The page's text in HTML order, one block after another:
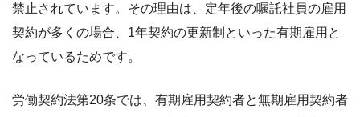
禁止されています。その理由は、定年後の嘱託社員の雇用
契約が多くの場合、1年契約の更新制といった有期雇用と
なっているためです。
労働契約法第20条では、有期雇用契約者と無期雇用契約者